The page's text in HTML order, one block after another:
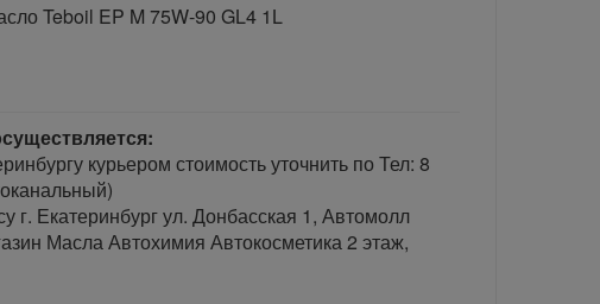
Teboil EP M 75W-90 GL4 1L
курьером стоимость уточнить по Тел: 8
г. Екатеринбург ул. Донбасская 1, Автомолл
Масла Автохимия Автокосметика 2 этаж,